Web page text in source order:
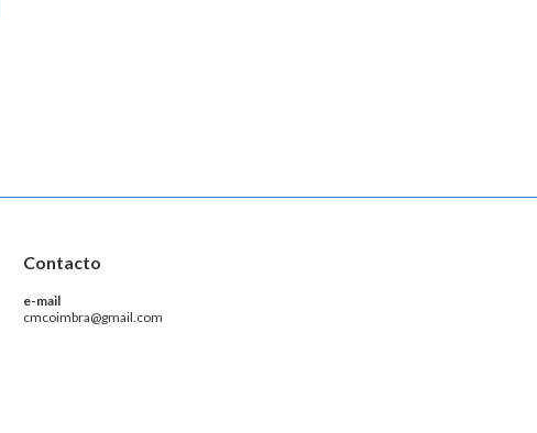
Contacto
e-mail
cmcoimbra@gmail.com